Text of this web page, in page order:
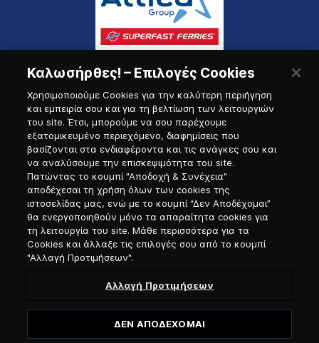
Πύλη Ναυτικού
Καλωσήρθες! – Επιλογές Cookies
Χρησιμοποιούμε Cookies για την καλύτερη περιήγηση
και εμπειρία σου και για τη βελτίωση των λειτουργιών
του site. Έτσι, μπορούμε να σου παρέχουμε
εξατομικευμένο περιεχόμενο, διαφημίσεις που
βασίζονται στα ενδιαφέροντα και τις ανάγκες σου και
να αναλύσουμε την επισκεψιμότητα του site.
Πατώντας το κουμπί "Αποδοχή & Συνέχεια"
αποδέχεσαι τη χρήση όλων των cookies της
ιστοσελίδας μας, ενώ με το κουμπί “Δεν Αποδέχομαι”
θα ενεργοποιηθούν μόνο τα απαραίτητα cookies για
τη λειτουργία του site. Μάθε περισσότερα για τα
Cookies και άλλαξε τις επιλογές σου από το κουμπί
"Αλλαγή Προτιμήσεων".
Αλλαγή Προτιμήσεων
ΔΕΝ ΑΠΟΔΕΧΟΜΑΙ